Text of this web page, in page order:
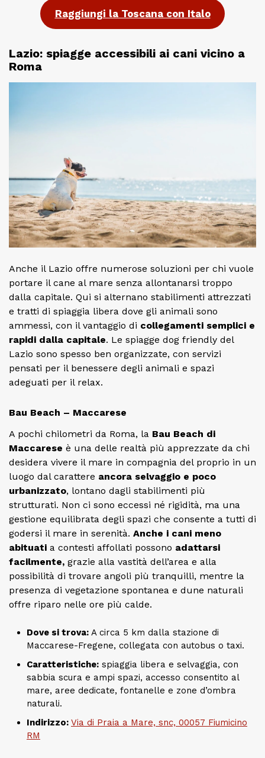
Raggiungi la Toscana con Italo
Lazio: spiagge accessibili ai cani vicino a
Roma
Anche il Lazio offre numerose soluzioni per chi vuole
portare il cane al mare senza allontanarsi troppo
dalla capitale. Qui si alternano stabilimenti attrezzati
e tratti di spiaggia libera dove gli animali sono
ammessi, con il vantaggio di collegamenti semplici e
rapidi dalla capitale. Le spiagge dog friendly del
Lazio sono spesso ben organizzate, con servizi
pensati per il benessere degli animali e spazi
adeguati per il relax.
Bau Beach – Maccarese
A pochi chilometri da Roma, la Bau Beach di
Maccarese è una delle realtà più apprezzate da chi
desidera vivere il mare in compagnia del proprio in un
luogo dal carattere ancora selvaggio e poco
urbanizzato, lontano dagli stabilimenti più
strutturati. Non ci sono eccessi né rigidità, ma una
gestione equilibrata degli spazi che consente a tutti di
godersi il mare in serenità. Anche i cani meno
abituati a contesti affollati possono adattarsi
facilmente, grazie alla vastità dell’area e alla
possibilità di trovare angoli più tranquilli, mentre la
presenza di vegetazione spontanea e dune naturali
offre riparo nelle ore più calde.
Dove si trova: A circa 5 km dalla stazione di
Maccarese-Fregene, collegata con autobus o taxi.
Caratteristiche: spiaggia libera e selvaggia, con
sabbia scura e ampi spazi, accesso consentito al
mare, aree dedicate, fontanelle e zone d’ombra
naturali.
Indirizzo: Via di Praia a Mare, snc, 00057 Fiumicino
RM